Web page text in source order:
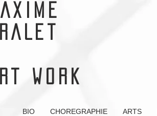
WORK
BIO CHOREGRAPHIE ARTS